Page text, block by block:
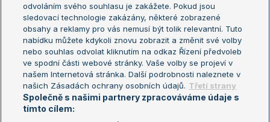
Turnaj mistrů
Turnaj mistryň
Aktualní trendy
Fotbalové přestupy
Livesport Daily
LS Prague Open
odvoláním svého souhlasu je zakážete. Pokud jsou
sledovací technologie zakázány, některé zobrazené
obsahy a reklamy pro vás nemusí být tolik relevantní. Tuto
nabídku můžete kdykoli znovu zobrazit a změnit své volby
nebo souhlas odvolat kliknutím na odkaz Řízení předvoleb
ve spodní části webové stránky. Vaše volby se projeví v
našem Internetová stránka. Další podrobnosti naleznete v
našich Zásadách ochrany osobních údajů. Třetí strany
Společně s našimi partnery zpracováváme údaje s
tímto cílem: